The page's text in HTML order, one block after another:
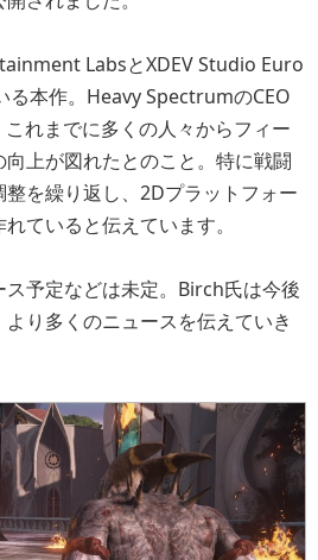
LabsとXDEV Studio Euro
る本作。Heavy SpectrumのCEO
れまでに多くの人々からフィー
向上が図れたとのこと。特に戦闘
を繰り返し、2Dプラットフォー
ていると伝えています。
予定などは未定。Birch氏は今後
り多くのニュースを伝えていき